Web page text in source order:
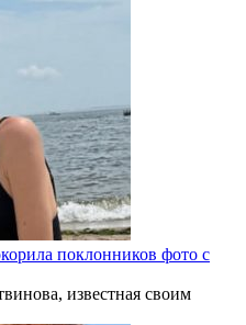
поклонников фото с
известная своим